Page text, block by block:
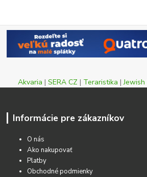
Akvaria | SERA CZ | Teraristika |Jewish
Informácie pre zákazníkov
O nás
Ako nakupovať
Platby
Obchodné podmienky